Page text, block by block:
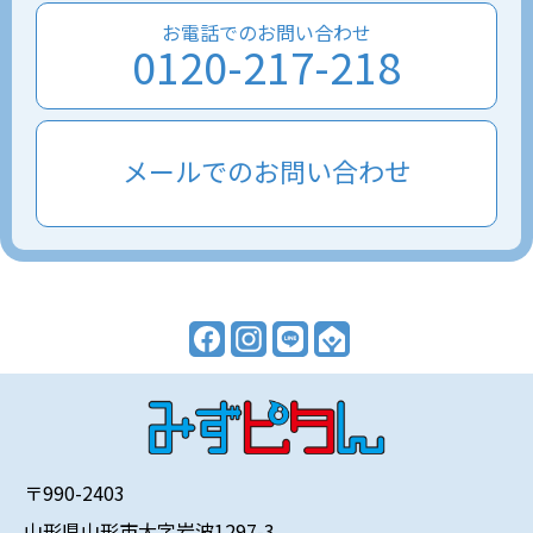
お電話でのお問い合わせ
0120-217-218
メールでのお問い合わせ
〒990-2403